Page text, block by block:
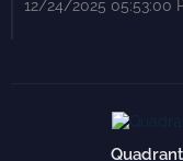
12/24/2025 05:53:00